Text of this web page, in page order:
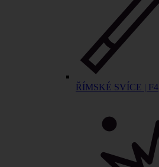
ŘÍMSKÉ SVÍCE | F4